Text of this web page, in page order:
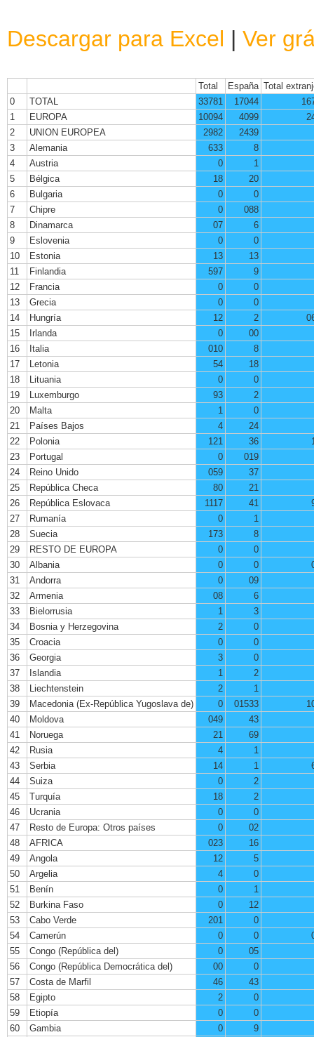
Descargar para Excel | Ver
Total España Total
0
TOTAL 33781 17044
1
EUROPA 10094 4099
2
UNION EUROPEA 2982
2439
3
Alemania 633
8
4
Austria 0
1
5
Bélgica 18
20
6
Bulgaria 0
0
7
Chipre 0
088
8
Dinamarca 07
6
9
Eslovenia 0
0
10
Estonia 13
13
11
Finlandia 597
9
12
Francia 0
0
13
Grecia 0
0
14
Hungría 12 2
15
Irlanda 0
00
16
Italia 010
8
17
Letonia 54
18
18
Lituania 0
0
19
Luxemburgo 93
2
20
Malta 1
0
21
Países Bajos 4
24
22
Polonia 121 36
23
Portugal 0
019
24
Reino Unido 059
37
25
República Checa 80
21
26
República Eslovaca 1117 41
27
Rumanía 0
1
28
Suecia 173
8
29
RESTO DE EUROPA 0
0
30
Albania 0 0
31
Andorra 0
09
32
Armenia 08
6
33
Bielorrusia 1
3
34
Bosnia y Herzegovina 2
0
35
Croacia 0
0
36
Georgia 3
0
37
Islandia 1
2
38
Liechtenstein 2
1
39
Macedonia (Ex-República Yugoslava de) 0 01533
40
Moldova 049
43
41
Noruega 21
69
42
Rusia 4
1
43
Serbia 14 1
44
Suiza 0
2
45
Turquía 18
2
46
Ucrania 0
0
47
Resto de Europa: Otros países 0
02
48
AFRICA 023
16
49
Angola 12
5
50
Argelia 4
0
51
Benín 0
1
52
Burkina Faso 0
12
53
Cabo Verde 201
0
54
Camerún 0 0
55
Congo (República del) 0
05
56
Congo (República Democrática del) 00
0
57
Costa de Marfil 46
43
58
Egipto 2
0
59
Etiopía 0
0
60
Gambia 0 9